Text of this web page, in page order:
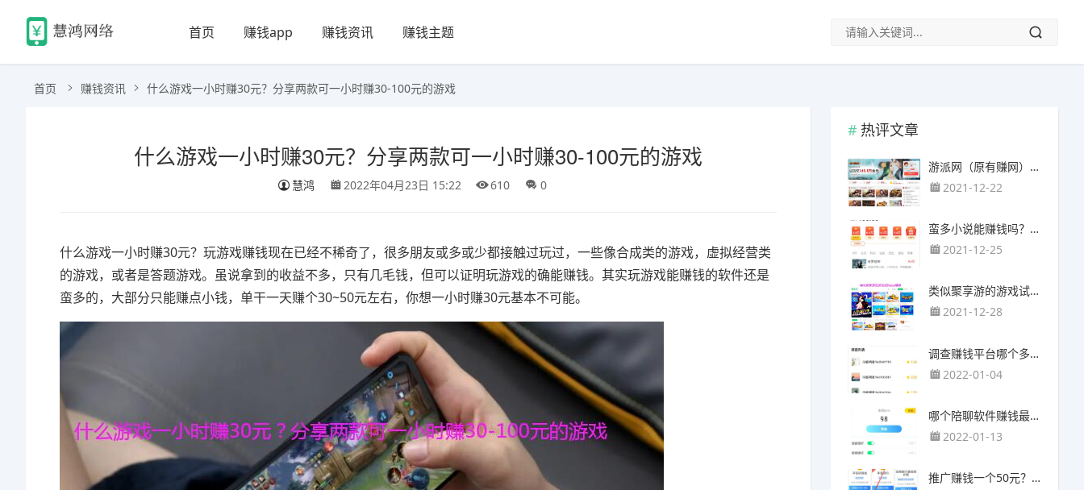
首页 赚钱app 赚钱资讯 赚钱主题
首页 赚钱资讯 什么游戏一小时赚30元？分享两款可一小时赚30-100元的游戏
什么游戏一小时赚30元？分享两款可一小时赚30-100元的游戏
慧鸿 2022年04月23日 15:22 610 0
什么游戏一小时赚30元？玩游戏赚钱现在已经不稀奇了，很多朋友或多或少都接触过玩过，一些像合成类的游戏，虚拟经营类
的游戏，或者是答题游戏。虽说拿到的收益不多，只有几毛钱，但可以证明玩游戏的确能赚钱。其实玩游戏能赚钱的软件还是
蛮多的，大部分只能赚点小钱，单干一天赚个30~50元左右，你想一小时赚30元基本不可能。
热评文章
游派网（原有赚网），主要以试玩游戏赚钱为主
2021-12-22
蛮多小说能赚钱吗？送的100元能提现靠谱吗？
2021-12-25
类似聚享游的游戏试玩app（平台）推荐
2021-12-28
调查赚钱平台哪个多？哪个调查网站正规靠谱？
2022-01-04
哪个陪聊软件赚钱最快？目前陪人聊天可以挣钱的app推荐
2022-01-13
推广赚钱一个50元？我这个一个最高可以赚500元